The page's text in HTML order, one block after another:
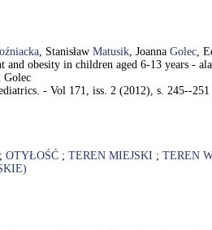
, Stanisław Matusik, Joanna Golec,
and obesity in children aged 6-13 years -
Golec
- Vol 171, iss. 2 (2012), s. 245--251
OTYŁOŚĆ ; TEREN MIEJSKI ; TEREN